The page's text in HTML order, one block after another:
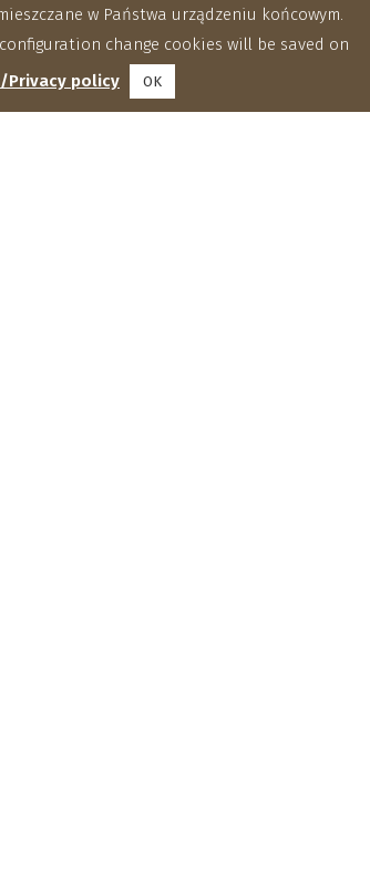
w Państwa urządzeniu końcowym.
change cookies will be saved on
Privacy policy OK